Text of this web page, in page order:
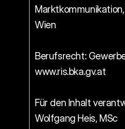
Wien
Berufsrecht:
www.ris.bka.gv.at
Für den Inhalt
Wolfgang Heis, MSc